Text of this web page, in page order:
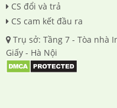
CS đổi và trả
CS cam kết đầu ra
Trụ sở: Tầng 7 - Tòa nhà
Giấy - Hà Nội